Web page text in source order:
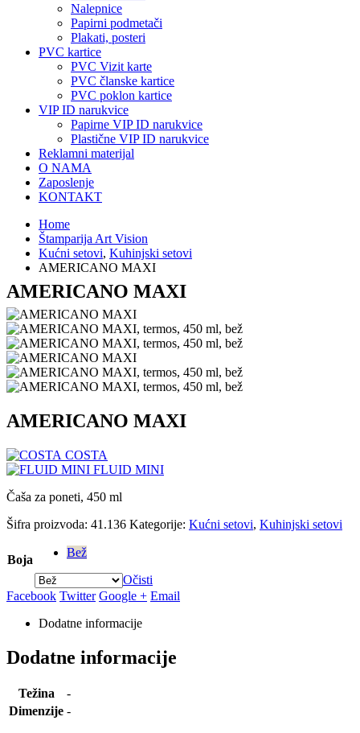
Nalepnice
Papirni podmetači
Plakati, posteri
PVC kartice
PVC Vizit karte
PVC članske kartice
PVC poklon kartice
VIP ID narukvice
Papirne VIP ID narukvice
Plastične VIP ID narukvice
Reklamni materijal
O NAMA
Zaposlenje
KONTAKT
Home
Štamparija Art Vision
Kućni setovi, Kuhinjski setovi
AMERICANO MAXI
AMERICANO MAXI
AMERICANO MAXI
COSTA
FLUID MINI
Čaša za poneti, 450 ml
Šifra proizvoda: 41.136 Kategorije: Kućni setovi, Kuhinjski setovi
Boja
Bež
Očisti
Facebook Twitter Google + Email
Dodatne informacije
Dodatne informacije
Težina
-
Dimenzije -